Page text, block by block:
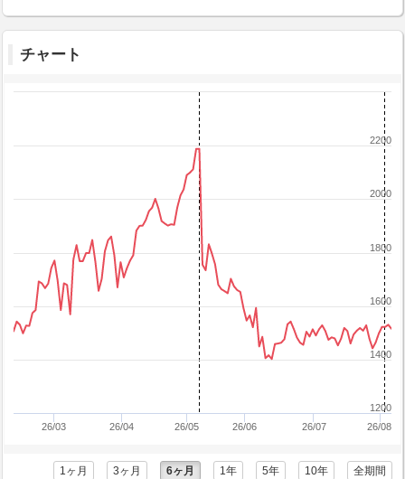
チャート
26/03 26/04 26/05 26/06 26/07 26/08
1200
1400
1600
1800
2000
2200
1ヶ月 3ヶ月 6ヶ月 1年 5年 10年 全期間